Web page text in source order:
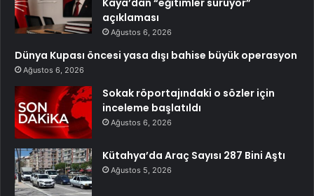
Kaya’dan “eğitimler sürüyor”
açıklaması
Ağustos 6, 2026
Dünya Kupası öncesi yasa dışı bahise büyük operasyon
Ağustos 6, 2026
Sokak röportajındaki o sözler için
inceleme başlatıldı
Ağustos 6, 2026
Kütahya’da Araç Sayısı 287 Bini Aştı
Ağustos 5, 2026